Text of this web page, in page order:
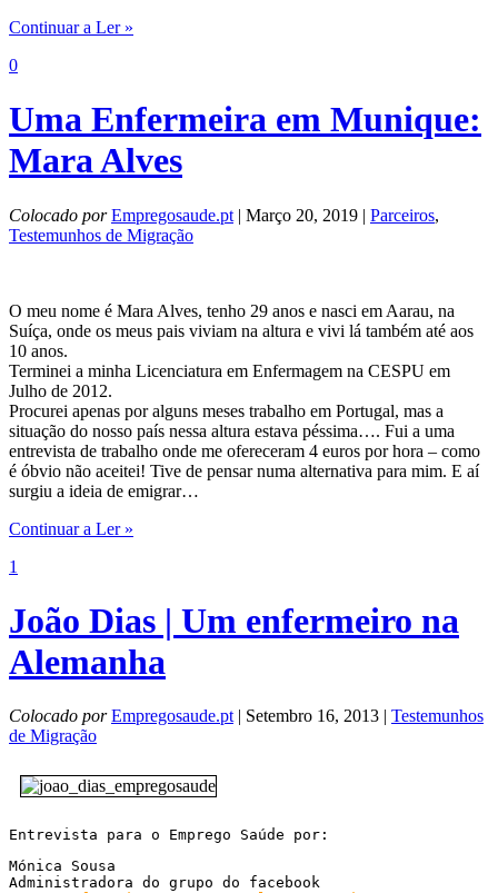
Continuar a Ler »
0
Uma Enfermeira em Munique:
Mara Alves
Colocado por Empregosaude.pt | Março 20, 2019 | Parceiros,
Testemunhos de Migração
O meu nome é Mara Alves, tenho 29 anos e nasci em Aarau, na
Suíça, onde os meus pais viviam na altura e vivi lá também até aos
10 anos.
Terminei a minha Licenciatura em Enfermagem na CESPU em
Julho de 2012.
Procurei apenas por alguns meses trabalho em Portugal, mas a
situação do nosso país nessa altura estava péssima…. Fui a uma
entrevista de trabalho onde me ofereceram 4 euros por hora – como
é óbvio não aceitei! Tive de pensar numa alternativa para mim. E aí
surgiu a ideia de emigrar…
Continuar a Ler »
1
João Dias | Um enfermeiro na
Alemanha
Colocado por Empregosaude.pt | Setembro 16, 2013 | Testemunhos
de Migração
Entrevista para o Emprego Saúde por:
Mónica Sousa